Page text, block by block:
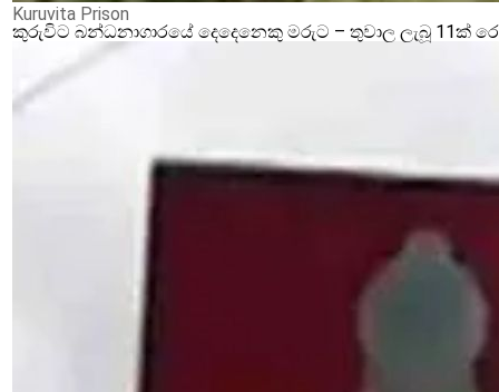
Kuruvita Prison
කුරුවිට බන්ධනාගාරයේ දෙදෙනෙකු මරුට – තුවාල ලැබූ 11ක්